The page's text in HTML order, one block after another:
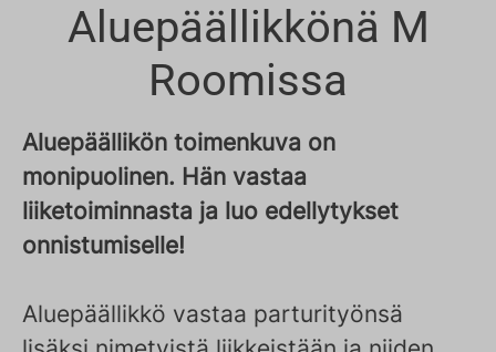
Aluepäällikkönä M
Roomissa
Aluepäällikön toimenkuva on
monipuolinen. Hän vastaa
liiketoiminnasta ja luo edellytykset
onnistumiselle!
Aluepäällikkö vastaa parturityönsä